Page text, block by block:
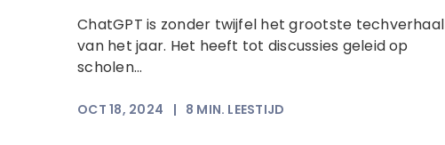
ChatGPT is zonder twijfel het grootste techverhaal
van het jaar. Het heeft tot discussies geleid op
scholen...
OCT 18, 2024 | 8 MIN. LEESTIJD